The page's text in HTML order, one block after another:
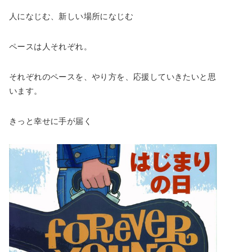
人になじむ、新しい場所になじむ
ペースは人それぞれ。
それぞれのペースを、やり方を、応援していきたいと思
います。
きっと幸せに手が届く